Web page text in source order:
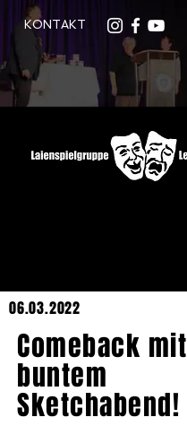
KONTAKT
06.03.2022
Comeback mit
buntem
Sketchabend!